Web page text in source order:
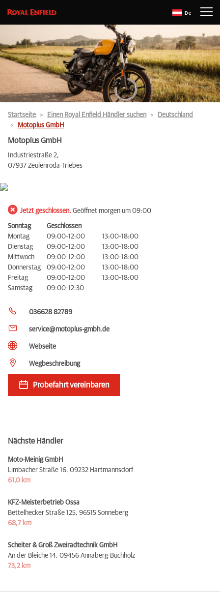
De
Startseite Einen Royal Enfield Händler suchen
Deutschland
Motoplus GmbH
Motoplus GmbH
Industriestraße 2,
07937 Zeulenroda-Triebes
Jetzt geschlossen. Geöffnet morgen um 09:00
Sonntag
Geschlossen
Montag
09:00-12:00
13:00-18:00
Dienstag
09:00-12:00
13:00-18:00
Mittwoch
09:00-12:00
13:00-18:00
Donnerstag
09:00-12:00
13:00-18:00
Freitag
09:00-12:00
13:00-18:00
Samstag
09:00-12:30
036628 82789
service@motoplus-gmbh.de
Webseite
Wegbeschreibung
Probefahrt vereinbaren
Nächste Händler
Moto-Meinig GmbH
Limbacher Straße 16, 09232 Hartmannsdorf
61,0 km
KFZ-Meisterbetrieb Ossa
Bettelhecker Straße 125, 96515 Sonneberg
68,7 km
Scheiter & Groß Zweiradtechnik GmbH
An der Bleiche 14, 09456 Annaberg-Buchholz
73,2 km